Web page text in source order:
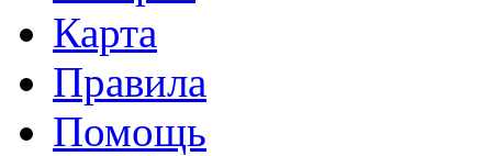
Карта
Правила
Помощь